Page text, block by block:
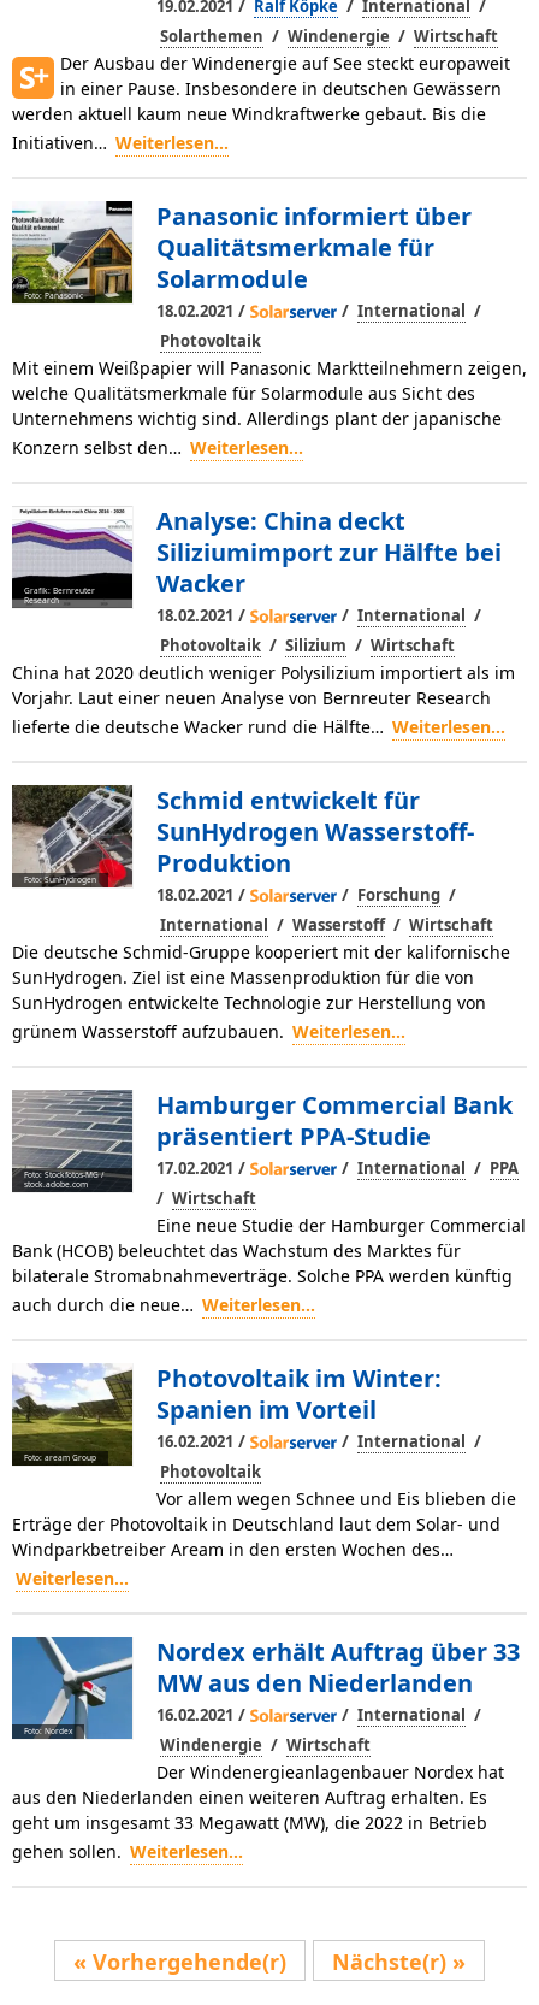
19.02.2021 / Ralf Köpke / International /
Solarthemen / Windenergie / Wirtschaft
Der Ausbau der Windenergie auf See steckt europaweit
in einer Pause. Insbesondere in deutschen Gewässern
werden aktuell kaum neue Windkraftwerke gebaut. Bis die
Initiativen… Weiterlesen...
Foto: Panasonic
Panasonic informiert über
Qualitätsmerkmale für
Solarmodule
18.02.2021 / / International /
Photovoltaik
Mit einem Weißpapier will Panasonic Marktteilnehmern zeigen,
welche Qualitätsmerkmale für Solarmodule aus Sicht des
Unternehmens wichtig sind. Allerdings plant der japanische
Konzern selbst den… Weiterlesen...
Grafik: Bernreuter
Research
Analyse: China deckt
Siliziumimport zur Hälfte bei
Wacker
18.02.2021 / / International /
Photovoltaik / Silizium / Wirtschaft
China hat 2020 deutlich weniger Polysilizium importiert als im
Vorjahr. Laut einer neuen Analyse von Bernreuter Research
lieferte die deutsche Wacker rund die Hälfte… Weiterlesen...
Foto: SunHydrogen
Schmid entwickelt für
SunHydrogen Wasserstoff-
Produktion
18.02.2021 / / Forschung /
International / Wasserstoff / Wirtschaft
Die deutsche Schmid-Gruppe kooperiert mit der kalifornische
SunHydrogen. Ziel ist eine Massenproduktion für die von
SunHydrogen entwickelte Technologie zur Herstellung von
grünem Wasserstoff aufzubauen. Weiterlesen...
Foto: Stockfotos-MG /
stock.adobe.com
Hamburger Commercial Bank
präsentiert PPA-Studie
17.02.2021 / / International / PPA
/ Wirtschaft
Eine neue Studie der Hamburger Commercial
Bank (HCOB) beleuchtet das Wachstum des Marktes für
bilaterale Stromabnahmeverträge. Solche PPA werden künftig
auch durch die neue… Weiterlesen...
Foto: aream Group
Photovoltaik im Winter:
Spanien im Vorteil
16.02.2021 / / International /
Photovoltaik
Vor allem wegen Schnee und Eis blieben die
Erträge der Photovoltaik in Deutschland laut dem Solar- und
Windparkbetreiber Aream in den ersten Wochen des…
Weiterlesen...
Foto: Nordex
Nordex erhält Auftrag über 33
MW aus den Niederlanden
16.02.2021 / / International /
Windenergie / Wirtschaft
Der Windenergieanlagenbauer Nordex hat
aus den Niederlanden einen weiteren Auftrag erhalten. Es
geht um insgesamt 33 Megawatt (MW), die 2022 in Betrieb
gehen sollen. Weiterlesen...
Vorhergehende(r) Nächste(r)